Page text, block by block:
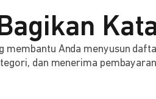
membantu Anda menyusun
dan menerima